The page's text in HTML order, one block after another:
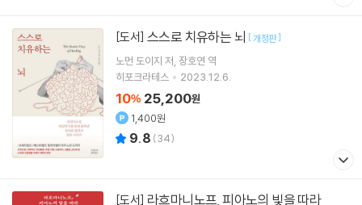
[도서] 스스로 치유하는 뇌 [개정판]
노먼 도이지 저 장호연 역
히포크라테스
2023.12.6.
10% 25,200원
1,400원
9.8 (34)
[도서] 라흐마니노프, 피아노의 빛을 따라